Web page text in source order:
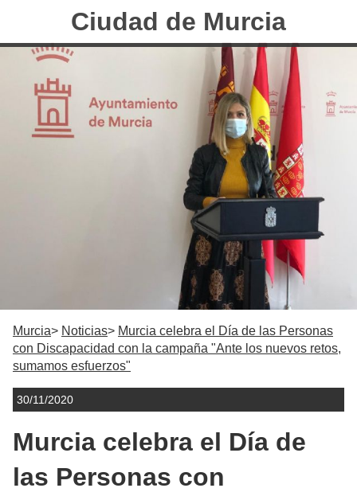
Ciudad de Murcia
Murcia Noticias
Murcia celebra el Día de las Personas
con Discapacidad con la campaña "Ante los nuevos retos,
sumamos esfuerzos"
30/11/2020
Murcia celebra el Día de
las Personas con